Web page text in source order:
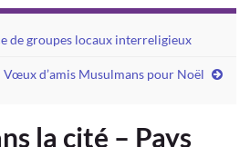
de groupes locaux interreligieux
Vœux d’amis Musulmans pour Noël
la cité – Pays